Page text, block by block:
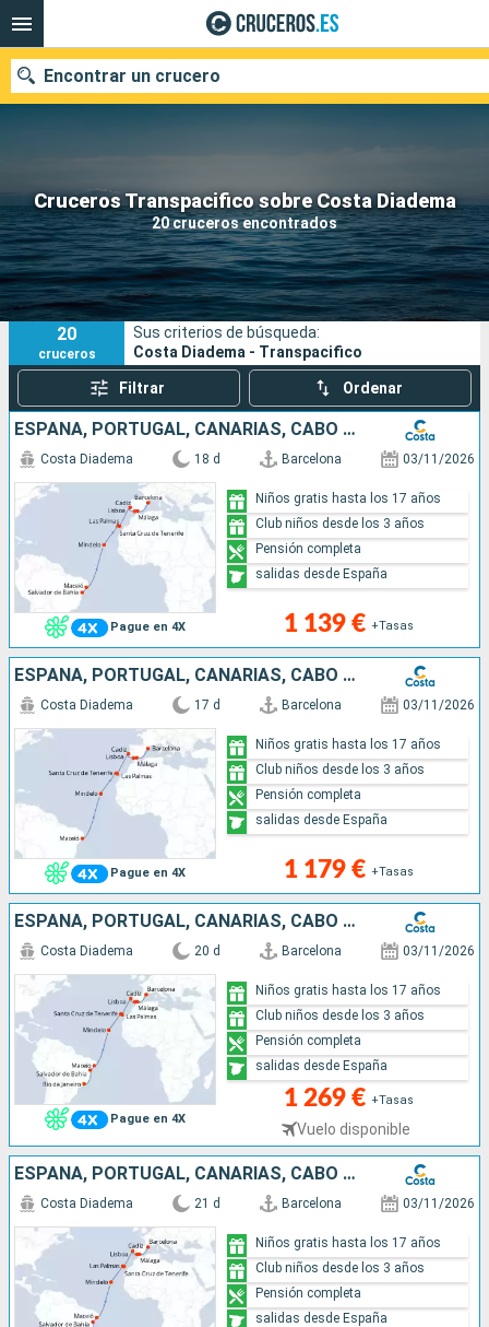
Cruceros Transpacifico sobre Costa Diadema
20 cruceros encontrados
Encontrar un crucero
Nuestros destinos
Fecha de salida
Puertos Compañías
Buscar
20
cruceros
Sus criterios de búsqueda:
Costa Diadema - Transpacifico
Filtrar Ordenar
ESPAÑA, PORTUGAL, CANARIAS, CABO VERDE, BRASIL
Pague en 4X
Costa Diadema 18 d Barcelona 03/11/2026
1 139 € +Tasas
Niños gratis hasta los 17 años
Club niños desde los 3 años
Pensión completa
salidas desde España
ESPAÑA, PORTUGAL, CANARIAS, CABO VERDE, BRASIL
Pague en 4X
Costa Diadema 17 d Barcelona 03/11/2026
1 179 € +Tasas
Niños gratis hasta los 17 años
Club niños desde los 3 años
Pensión completa
salidas desde España
ESPAÑA, PORTUGAL, CANARIAS, CABO VERDE, BRASIL
Pague en 4X
Costa Diadema 20 d Barcelona 03/11/2026
1 269 € +Tasas
Vuelo disponible
Niños gratis hasta los 17 años
Club niños desde los 3 años
Pensión completa
salidas desde España
ESPAÑA, PORTUGAL, CANARIAS, CABO VERDE, BRASIL
Costa Diadema 21 d Barcelona 03/11/2026
Niños gratis hasta los 17 años
Club niños desde los 3 años
Pensión completa
salidas desde España